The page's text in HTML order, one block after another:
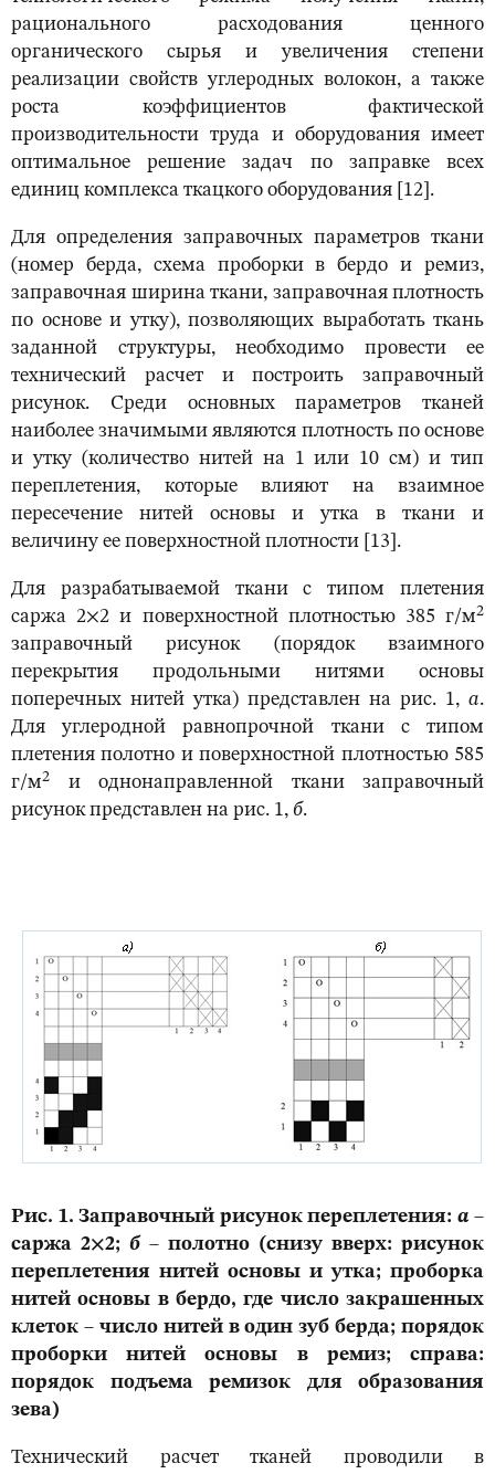
рационального расходования ценного
органического сырья и увеличения степени
реализации свойств углеродных волокон, а также
роста коэффициентов фактической
производительности труда и оборудования имеет
оптимальное решение задач по заправке всех
единиц комплекса ткацкого оборудования [12].
Для определения заправочных параметров ткани
(номер берда, схема проборки в бердо и ремиз,
заправочная ширина ткани, заправочная плотность
по основе и утку), позволяющих выработать ткань
заданной структуры, необходимо провести ее
технический расчет и построить заправочный
рисунок. Среди основных параметров тканей
наиболее значимыми являются плотность по основе
и утку (количество нитей на 1 или 10 см) и тип
переплетения, которые влияют на взаимное
пересечение нитей основы и утка в ткани и
величину ее поверхностной плотности [13].
Для разрабатываемой ткани с типом плетения
саржа 2×2 и поверхностной плотностью 385 г/м2
заправочный рисунок (порядок взаимного
перекрытия продольными нитями основы
поперечных нитей утка) представлен на рис. 1, а.
Для углеродной равнопрочной ткани с типом
плетения полотно и поверхностной плотностью 585
г/м2
и однонаправленной ткани заправочный
рисунок представлен на рис. 1, б.
Рис. 1. Заправочный рисунок переплетения: а –
саржа 2×2; б – полотно (снизу вверх: рисунок
переплетения нитей основы и утка; проборка
нитей основы в бердо, где число закрашенных
клеток – число нитей в один зуб берда; порядок
проборки нитей основы в ремиз; справа:
порядок подъема ремизок для образования
зева)
Технический расчет тканей проводили в